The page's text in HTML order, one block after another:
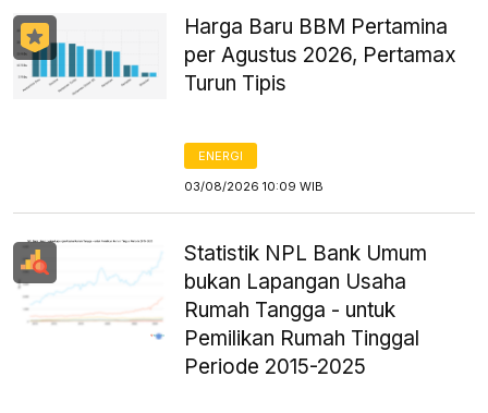
Harga Baru BBM Pertamina
per Agustus 2026, Pertamax
Turun Tipis
ENERGI
03/08/2026 10:09 WIB
Statistik NPL Bank Umum
bukan Lapangan Usaha
Rumah Tangga - untuk
Pemilikan Rumah Tinggal
Periode 2015-2025